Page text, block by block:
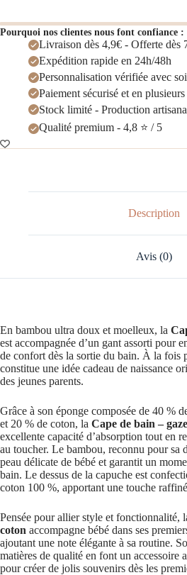
Pourquoi nos clientes nous font confiance :
Livraison dès 4,9€ - Offerte dès
Expédition rapide en 24h/48h
Personnalisation vérifiée avec
Paiement sécurisé et en
Stock limité - Production
Qualité premium - 4,8 ⭐ / 5
Description
Avis (0)
En bambou ultra doux et moelleux, la
est accompagnée d’un gant assorti pour
de confort dès la sortie du bain. À la fois
constitue une idée cadeau de naissance
des jeunes parents.
Grâce à son éponge composée de 40 %
et 20 % de coton, la Cape de bain –
excellente capacité d’absorption tout en
au toucher. Le bambou, reconnu pour sa
peau délicate de bébé et garantit un
bain. Le dessus de la capuche est
coton 100 %, apportant une touche
Pensée pour allier style et fonctionnalité,
coton accompagne bébé dans ses
ajoutant une note élégante à sa routine.
matières de qualité en font un accessoire
pour créer de jolis souvenirs dès les